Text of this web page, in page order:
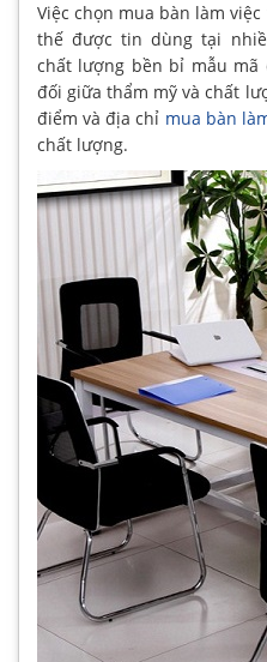
Việc chọn mua bàn làm
thế được tin dùng tại
chất lượng bền bỉ mẫu mã
đối giữa thẩm mỹ và chất
điểm và địa chỉ mua bàn
chất lượng.